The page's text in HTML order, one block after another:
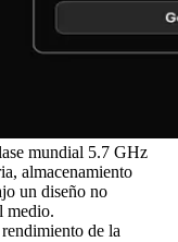
mundial 5.7 GHz
almacenamiento
un diseño no
medio.
de la